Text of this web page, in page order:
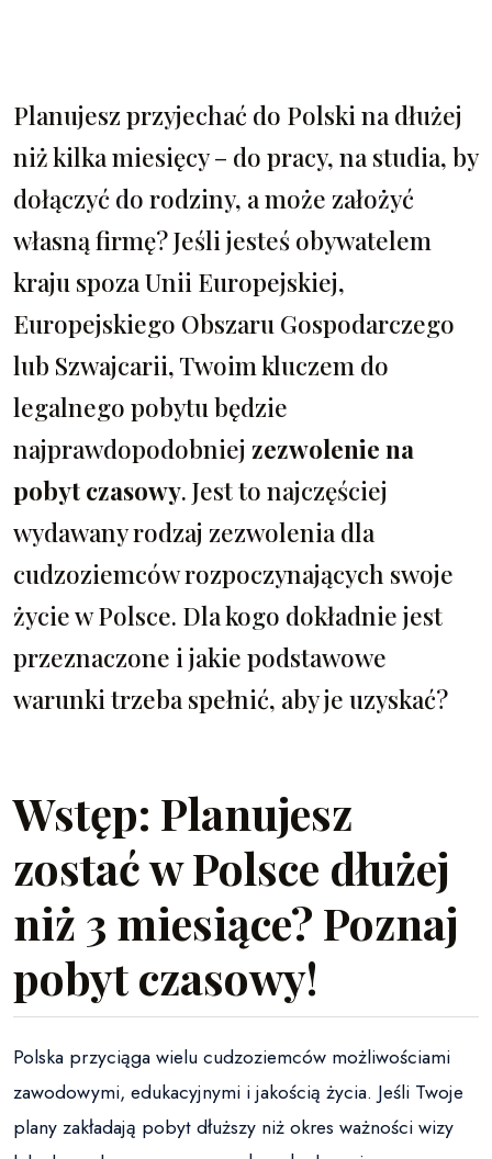
Planujesz przyjechać do Polski na dłużej
niż kilka miesięcy – do pracy, na studia, by
dołączyć do rodziny, a może założyć
własną firmę? Jeśli jesteś obywatelem
kraju spoza Unii Europejskiej,
Europejskiego Obszaru Gospodarczego
lub Szwajcarii, Twoim kluczem do
legalnego pobytu będzie
najprawdopodobniej zezwolenie na
pobyt czasowy. Jest to najczęściej
wydawany rodzaj zezwolenia dla
cudzoziemców rozpoczynających swoje
życie w Polsce. Dla kogo dokładnie jest
przeznaczone i jakie podstawowe
warunki trzeba spełnić, aby je uzyskać?
Wstęp: Planujesz
zostać w Polsce dłużej
niż 3 miesiące? Poznaj
pobyt czasowy!
Polska przyciąga wielu cudzoziemców możliwościami
zawodowymi, edukacyjnymi i jakością życia. Jeśli Twoje
plany zakładają pobyt dłuższy niż okres ważności wizy